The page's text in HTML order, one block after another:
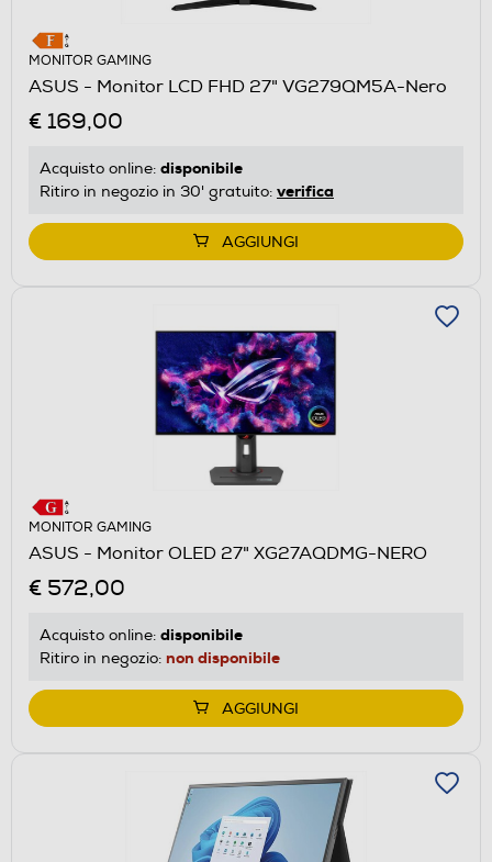
MONITOR GAMING
ASUS - Monitor LCD FHD 27" VG279QM5A-Nero
€ 169,00
Acquisto online: disponibile
Ritiro in negozio in 30' gratuito: verifica
AGGIUNGI
MONITOR GAMING
ASUS - Monitor OLED 27" XG27AQDMG-NERO
€ 572,00
Acquisto online: disponibile
Ritiro in negozio: non disponibile
AGGIUNGI